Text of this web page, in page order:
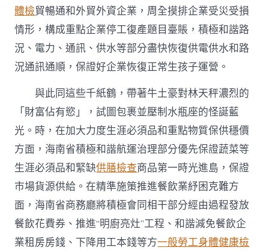
體檢貿暢通和外貿外資企業，周全摸排企業受災受損
情形，構成重點企業停工復產題目臺賬，積極和諧路
況、電力、通訊、供水等部分盡快恢復供電供水和路
況通訊通順，保證好企業恢復正常生孩子運營。
與此同這些千紙鶴，帶著牛土豪對林天秤濃烈的
「財富佔有慾」，試圖包裹並壓制水瓶座的怪誕藍
光。時，在加大力度生涯必須品和重點物質保供穩價
方面，海南省積極和諧航運治理部分優先保證蔬菜等
生涯必須品和緊缺供膳檢查商品第一時光進島，保證
市場貨源供給。在精準施策推進餐飲業紓困克難方
面，海南省商務廳將積極會同相干部分經由過程發放
餐飲花費券、推進“明廚亮灶”工程、和諧減免餐飲企
業租房房錢、下降用工本錢等方一般勞工身體健康檢